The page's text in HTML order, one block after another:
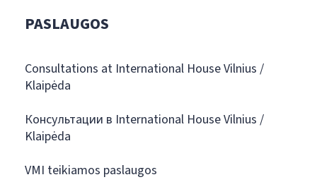
PASLAUGOS
Consultations at International House Vilnius /
Klaipėda
Консультации в International House Vilnius /
Klaipėda
VMI teikiamos paslaugos